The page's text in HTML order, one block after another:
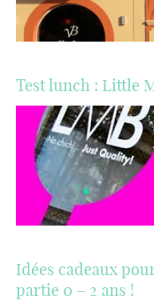
Test lunch : Little
Idées cadeaux
partie 0 – 2 ans !